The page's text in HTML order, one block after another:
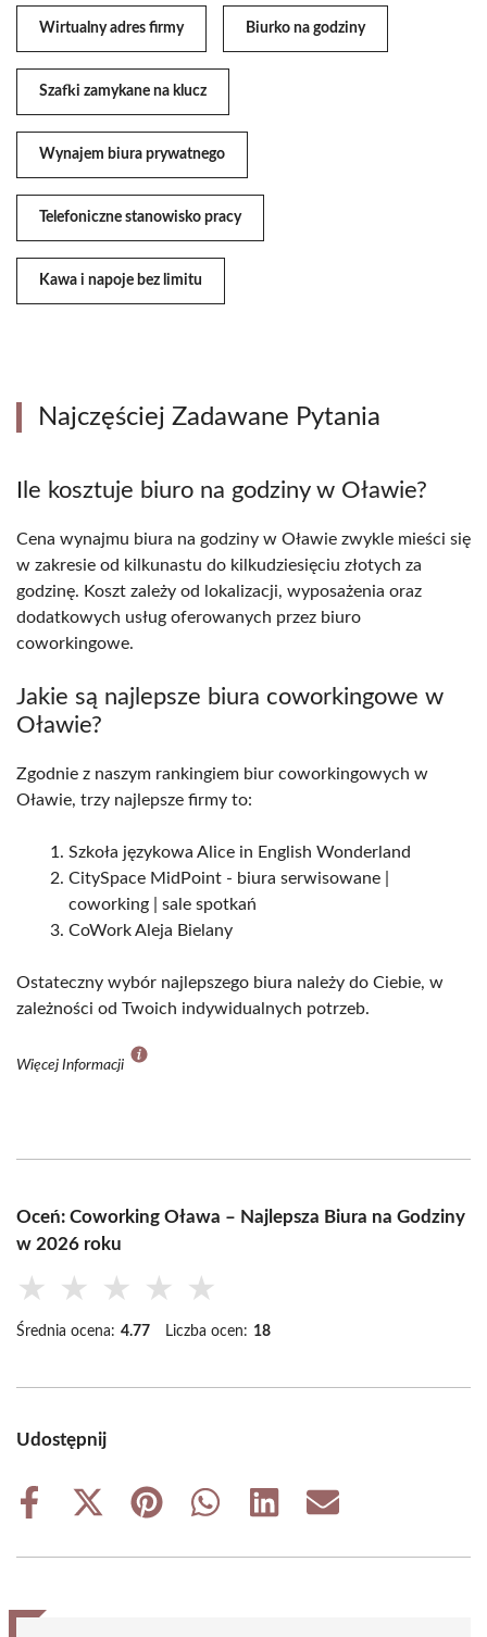
Wirtualny adres firmy Biurko na godziny
Szafki zamykane na klucz
Wynajem biura prywatnego
Telefoniczne stanowisko pracy
Kawa i napoje bez limitu
Najczęściej Zadawane Pytania
Ile kosztuje biuro na godziny w Oławie?
Cena wynajmu biura na godziny w Oławie zwykle mieści się
w zakresie od kilkunastu do kilkudziesięciu złotych za
godzinę. Koszt zależy od lokalizacji, wyposażenia oraz
dodatkowych usług oferowanych przez biuro
coworkingowe.
Jakie są najlepsze biura coworkingowe w
Oławie?
Zgodnie z naszym rankingiem biur coworkingowych w
Oławie, trzy najlepsze firmy to:
Szkoła językowa Alice in English Wonderland
CitySpace MidPoint - biura serwisowane |
coworking | sale spotkań
CoWork Aleja Bielany
Ostateczny wybór najlepszego biura należy do Ciebie, w
zależności od Twoich indywidualnych potrzeb.
Więcej Informacji
Oceń: Coworking Oława – Najlepsza Biura na Godziny
w 2026 roku
★ ★ ★ ★ ★
Średnia ocena: 4.77 Liczba ocen: 18
Udostępnij
Share
Share
(Twitter)
Share
Share
Share
Share